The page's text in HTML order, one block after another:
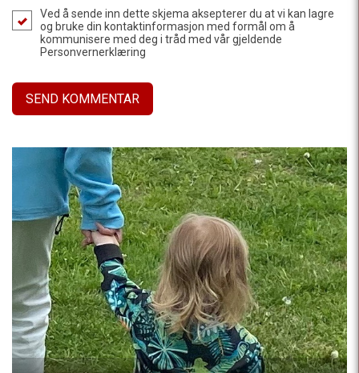
Ved å sende inn dette skjema aksepterer du at vi kan lagre
og bruke din kontaktinformasjon med formål om å
kommunisere med deg i tråd med vår gjeldende
Personvernerklæring